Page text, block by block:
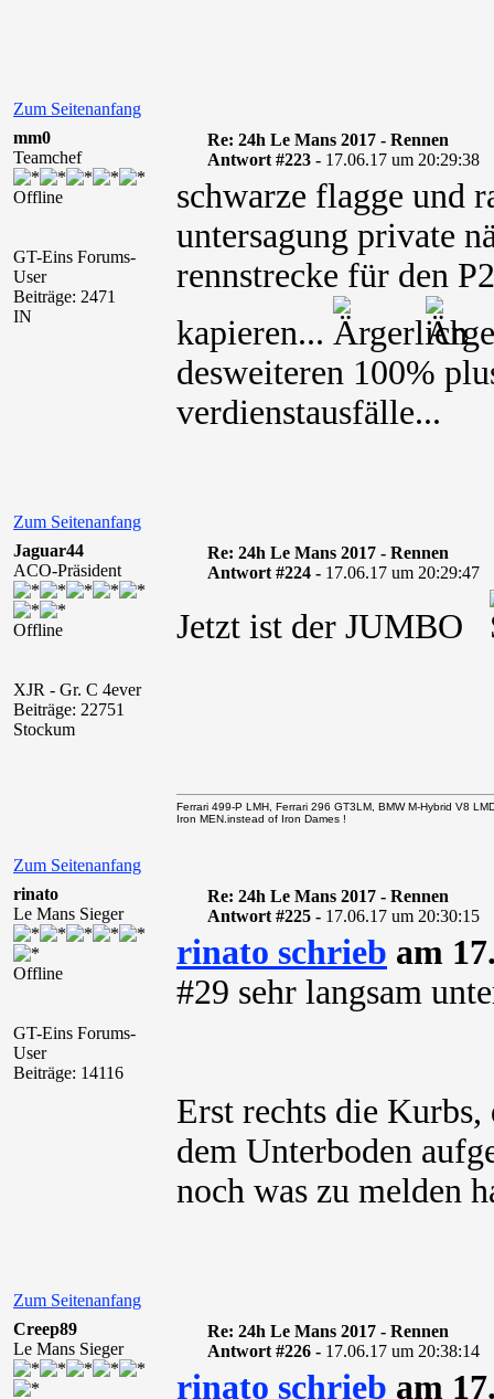
Zum Seitenanfang
mm0
Teamchef
Offline
GT-Eins Forums-
User
Beiträge: 2471
IN
Re: 24h Le Mans 2017 - Rennen
Antwort #223 - 17.06.17 um 20:29:38
schwarze flagge und
untersagung private
rennstrecke für den
kapieren...
desweiteren 100%
verdienstausfälle...
Zum Seitenanfang
Jaguar44
ACO-Präsident
Offline
XJR - Gr. C 4ever
Beiträge: 22751
Stockum
Re: 24h Le Mans 2017 - Rennen
Antwort #224 - 17.06.17 um 20:29:47
Jetzt ist der JUMBO
Zum Seitenanfang
Ferrari 499-P LMH, Ferrari 296 GT3LM, BMW M-Hybrid V8
Iron MEN.instead of Iron Dames !
rinato
Le Mans Sieger
Offline
GT-Eins Forums-
User
Beiträge: 14116
Re: 24h Le Mans 2017 - Rennen
Antwort #225 - 17.06.17 um 20:30:15
rinato schrieb am
#29 sehr langsam
Erst rechts die
dem Unterboden
noch was zu melden
Zum Seitenanfang
Creep89
Le Mans Sieger
Re: 24h Le Mans 2017 - Rennen
Antwort #226 - 17.06.17 um 20:38:14
rinato schrieb am